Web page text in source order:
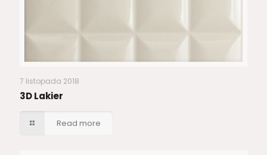
7 listopada 2018
3D Lakier
Read more